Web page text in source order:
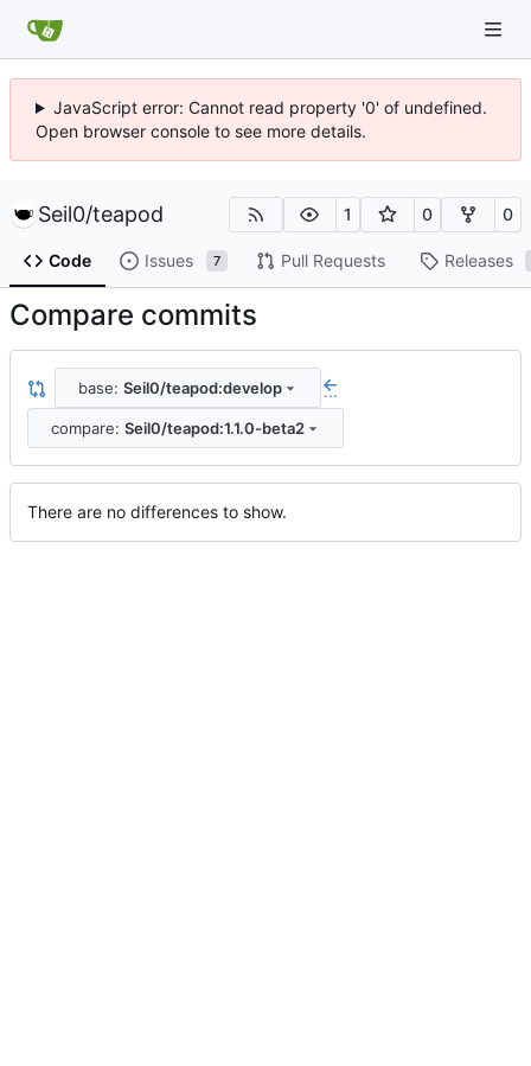
JavaScript error: Cannot read property '0' of undefined.
Open browser console to see more details.
Seil0/teapod 1 0 0
Code Issues 7 Pull Requests Releases
Compare commits
base: Seil0/teapod:develop ...
compare: Seil0/teapod:1.1.0-beta2
There are no differences to show.